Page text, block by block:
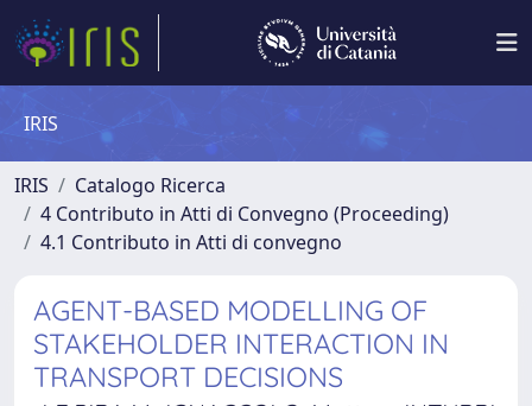
IRIS
IRIS
Catalogo Ricerca
4 Contributo in Atti di Convegno (Proceeding)
4.1 Contributo in Atti di convegno
AGENT-BASED MODELLING OF
STAKEHOLDER INTERACTION IN
TRANSPORT DECISIONS